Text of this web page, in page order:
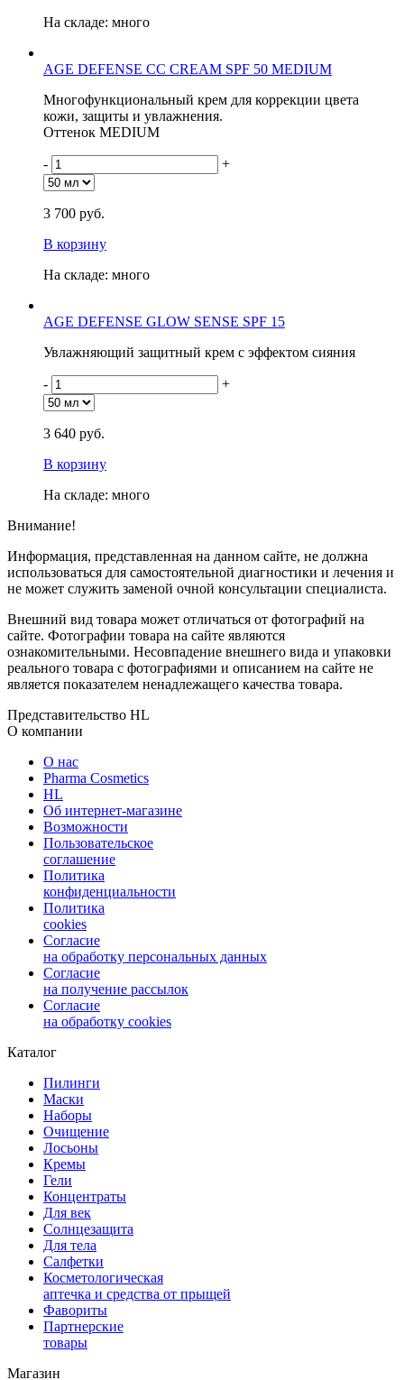
На складе: много
AGE DEFENSE CC CREAM SPF 50 MEDIUM
Многофункциональный крем для коррекции цвета
кожи, защиты и увлажнения.
Оттенок MEDIUM
- +
3 700 руб.
В корзину
На складе: много
AGE DEFENSE GLOW SENSE SPF 15
Увлажняющий защитный крем с эффектом сияния
- +
3 640 руб.
В корзину
На складе: много
Внимание!
Информация, представленная на данном сайте, не должна
использоваться для самостоятельной диагностики и лечения и
не может служить заменой очной консультации специалиста.
Внешний вид товара может отличаться от фотографий на
сайте. Фотографии товара на сайте являются
ознакомительными. Несовпадение внешнего вида и упаковки
реального товара с фотографиями и описанием на сайте не
является показателем ненадлежащего качества товара.
Представительство HL
О компании
О нас
Pharma Cosmetics
HL
Об интернет-магазине
Возможности
Пользовательское
соглашение
Политика
конфиденциальности
Политика
cookies
Согласие
на обработку персональных данных
Согласие
на получение рассылок
Согласие
на обработку cookies
Каталог
Пилинги
Маски
Наборы
Очищение
Лосьоны
Кремы
Гели
Концентраты
Для век
Солнцезащита
Для тела
Салфетки
Косметологическая
аптечка и средства от прыщей
Фавориты
Партнерские
товары
Магазин